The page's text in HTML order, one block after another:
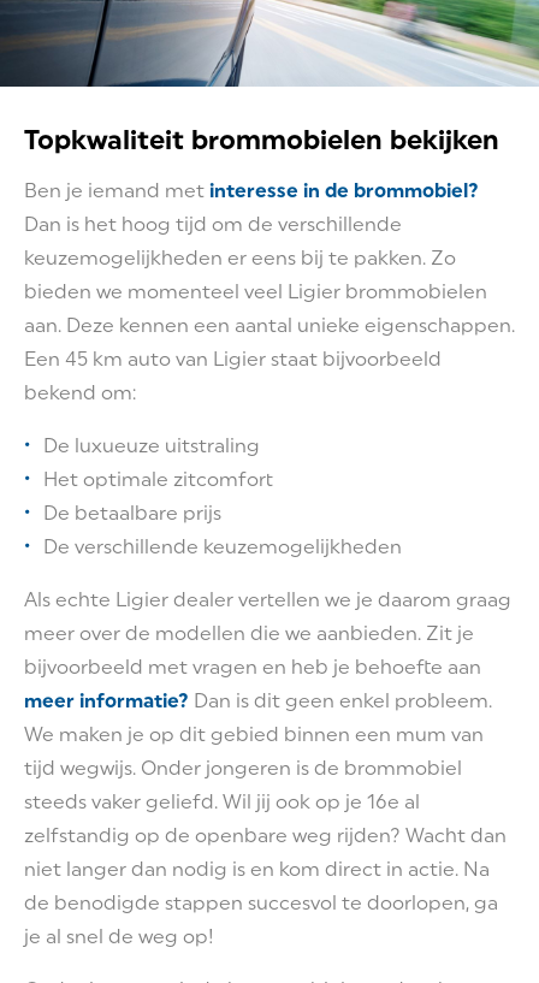
Topkwaliteit brommobielen bekijken
Ben je iemand met interesse in de brommobiel?
Dan is het hoog tijd om de verschillende
keuzemogelijkheden er eens bij te pakken. Zo
bieden we momenteel veel Ligier brommobielen
aan. Deze kennen een aantal unieke eigenschappen.
Een 45 km auto van Ligier staat bijvoorbeeld
bekend om:
De luxueuze uitstraling
Het optimale zitcomfort
De betaalbare prijs
De verschillende keuzemogelijkheden
Als echte Ligier dealer vertellen we je daarom graag
meer over de modellen die we aanbieden. Zit je
bijvoorbeeld met vragen en heb je behoefte aan
meer informatie? Dan is dit geen enkel probleem.
We maken je op dit gebied binnen een mum van
tijd wegwijs. Onder jongeren is de brommobiel
steeds vaker geliefd. Wil jij ook op je 16e al
zelfstandig op de openbare weg rijden? Wacht dan
niet langer dan nodig is en kom direct in actie. Na
de benodigde stappen succesvol te doorlopen, ga
je al snel de weg op!